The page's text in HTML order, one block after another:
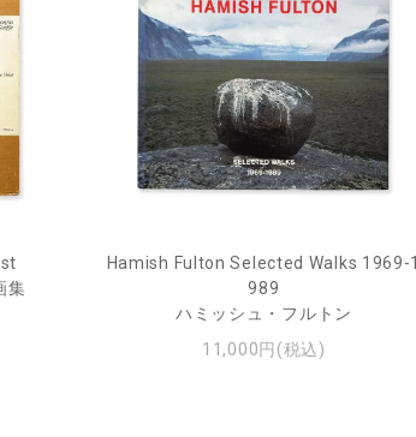
集
Hamish Fulton Selected Walks 1969-1
989
ハミッシュ・フルトン
11,000円(税込)